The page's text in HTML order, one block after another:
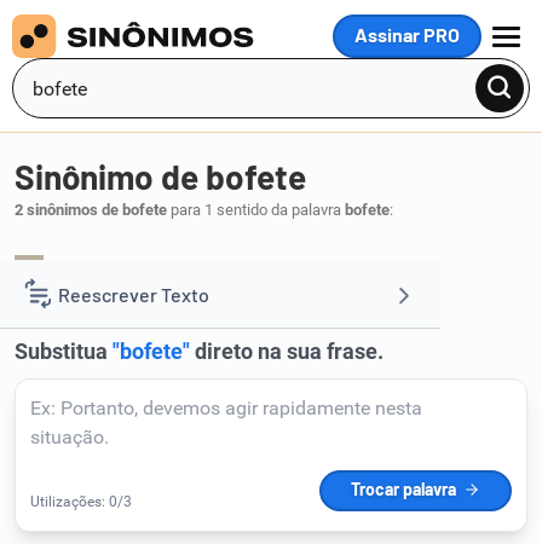
Assinar PRO
MENU
Reescrever Texto
Resumir Texto
Corrigir Texto
Detector de IA
Sinônimo de bofete
2 sinônimos de bofete para 1 sentido da palavra bofete: